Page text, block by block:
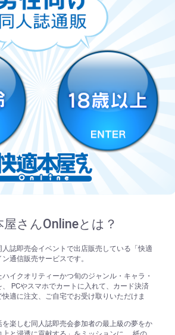
屋さんOnlineとは？
誌即売会イベントで出店販売している「快適
通信販売サービスです。
イクオリティーかつ旬のジャンル・キャラ・
PCやスマホでカートに入れて、カード決済
適に注文、ご自宅でお受け取りいただけま
楽しむ同人誌即売会参加者の最上級の夢をか